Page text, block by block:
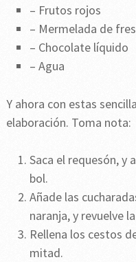
– Frutos rojos
– Mermelada de
– Chocolate líquido
– Agua
Y ahora con estas
elaboración. Toma nota:
Saca el requesón, y
bol.
Añade las
naranja, y revuelve
Rellena los cestos
mitad.